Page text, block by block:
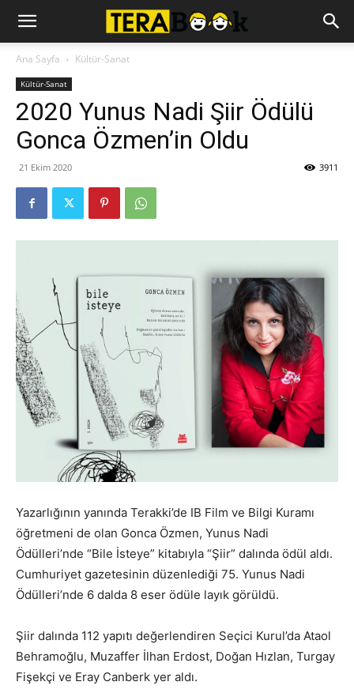
Ana Sayfa Kültür-Sanat
Kültür-Sanat
2020 Yunus Nadi Şiir Ödülü
Gonca Özmen’in Oldu
21 Ekim 2020 3911
Yazarlığının yanında Terakki’de IB Film ve Bilgi Kuramı
öğretmeni de olan Gonca Özmen, Yunus Nadi
Ödülleri’nde “Bile İsteye” kitabıyla “Şiir” dalında ödül aldı.
Cumhuriyet gazetesinin düzenlediği 75. Yunus Nadi
Ödülleri’nde 6 dalda 8 eser ödüle layık görüldü.
Şiir dalında 112 yapıtı değerlendiren Seçici Kurul’da Ataol
Behramoğlu, Muzaffer İlhan Erdost, Doğan Hızlan, Turgay
Fişekçi ve Eray Canberk yer aldı.